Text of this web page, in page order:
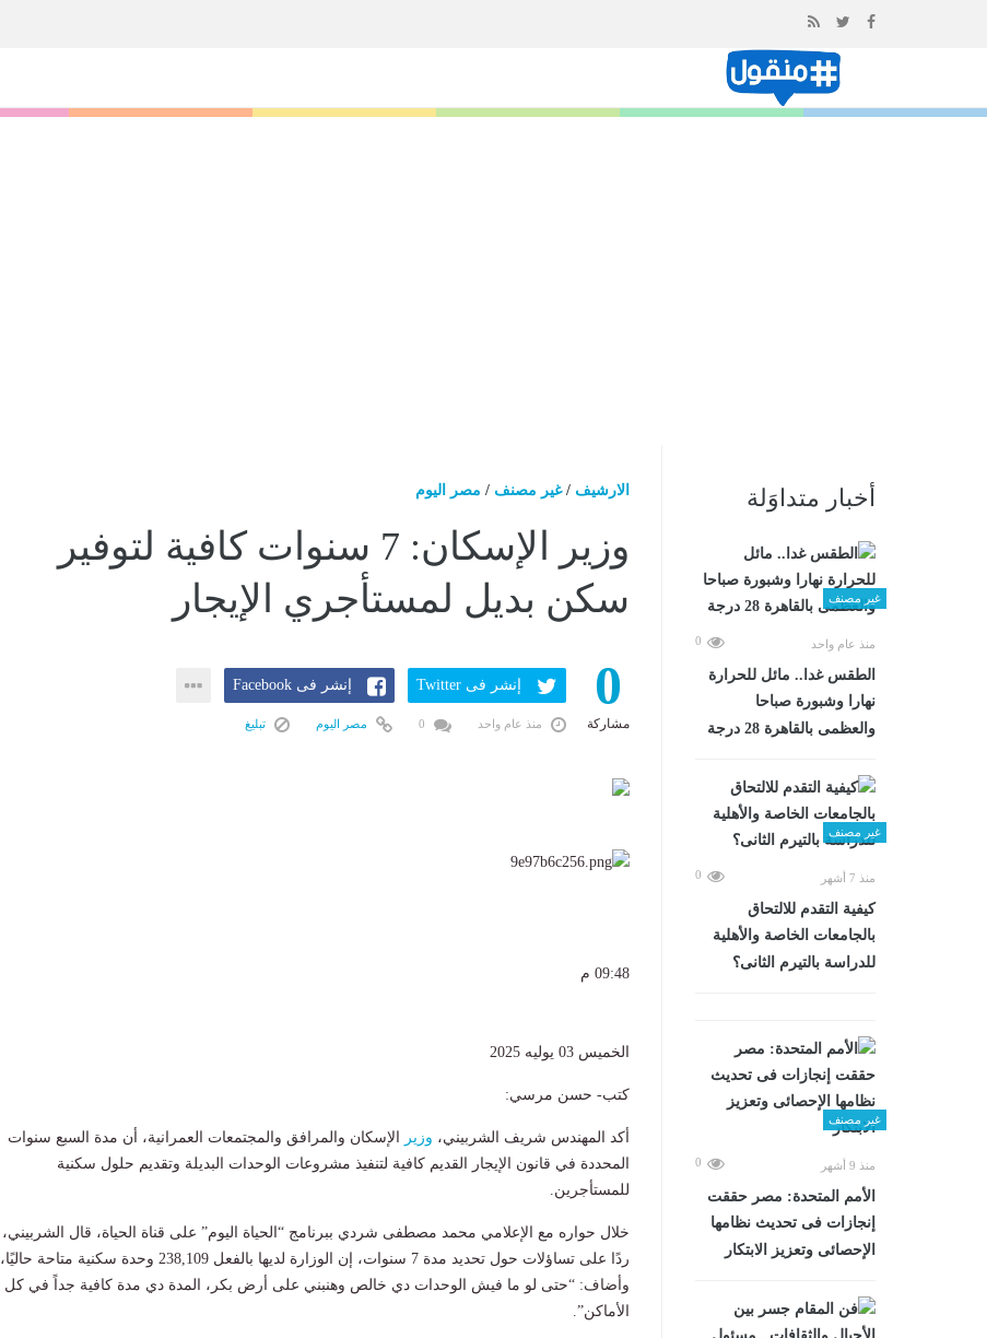
المحتوى
أخبار متداوَلة
غير مصنف
منذ عام واحد 0
الطقس غدا.. مائل للحرارة
نهارا وشبورة صباحا
والعظمى بالقاهرة 28 درجة
غير مصنف
منذ 7 أشهر 0
كيفية التقدم للالتحاق
بالجامعات الخاصة والأهلية
للدراسة بالتيرم الثانى؟
غير مصنف
منذ 9 أشهر 0
الأمم المتحدة: مصر حققت
إنجازات فى تحديث نظامها
الإحصائى وتعزيز الابتكار
الارشيف /غير مصنف / مصر اليوم
وزير الإسكان: 7 سنوات كافية لتوفير
سكن بديل لمستأجري الإيجار
0
مشاركة
إنشر فى Twitter إنشر فى Facebook
منذ عام واحد مصر اليوم تبليغ
09:48 م
الخميس 03 يوليه 2025
كتب- حسن مرسي:
أكد المهندس شريف الشربيني، وزير
الإسكان والمرافق والمجتمعات العمرانية، أن مدة السبع سنوات
المحددة في قانون الإيجار القديم كافية لتنفيذ مشروعات الوحدات البديلة وتقديم حلول سكنية
للمستأجرين.
خلال حواره مع الإعلامي محمد مصطفى شردي ببرنامج “الحياة اليوم” على قناة الحياة، قال الشربيني،
ردًا على تساؤلات حول تحديد مدة 7 سنوات، إن الوزارة لديها بالفعل 238,109 وحدة سكنية متاحة حاليًا،
وأضاف: “حتى لو ما فيش الوحدات دي خالص وهنبني على أرض بكر، المدة دي مدة كافية جداً في كل
الأماكن”.